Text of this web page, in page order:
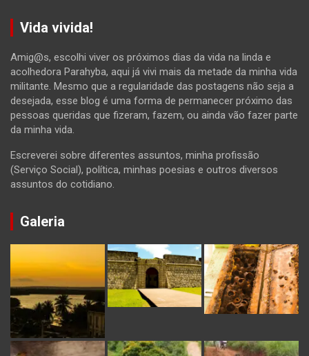
Vida vivida!
Amig@s, escolhi viver os próximos dias da vida na linda e
acolhedora Parahyba, aqui já vivi mais da metade da minha vida
militante. Mesmo que a regularidade das postagens não seja a
desejada, esse blog é uma forma de permanecer próximo das
pessoas queridas que fizeram, fazem, ou ainda vão fazer parte
da minha vida.
Escreverei sobre diferentes assuntos, minha profissão
(Serviço Social), política, minhas poesias e outros diversos
assuntos do cotidiano.
Galeria